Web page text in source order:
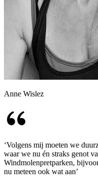
Anne Wislez
‘Volgens mij moeten we
waar we nu én straks genot
Windmolenpretparken,
nu meteen ook wat aan’